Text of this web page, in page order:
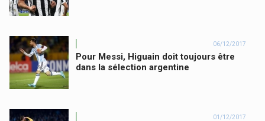
06/12/2017
Pour Messi, Higuain doit toujours être
dans la sélection argentine
01/12/2017